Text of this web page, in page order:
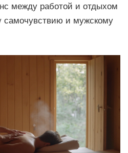
между работой и отдыхом
и мужскому